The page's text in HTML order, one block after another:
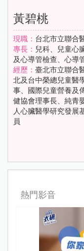
黃碧桃
現職： 台北市立聯合
專長： 兒科、兒童心
及心導管檢查、心導
經歷： 臺北市立聯合
北及台中榮總兒童醫
事、國際兒童營養及
健協會理事長、純青
人心臟醫學研究發展
員
熱門影音